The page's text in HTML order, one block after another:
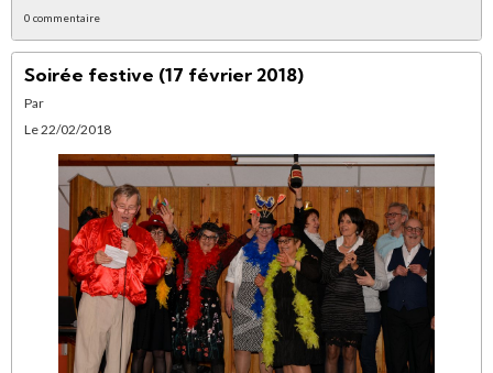
0 commentaire
Soirée festive (17 février 2018)
Par
Le 22/02/2018